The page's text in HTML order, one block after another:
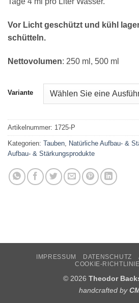
Vor Licht geschützt und kühl
schütteln.
Nettovolumen: 250 ml, 500 ml
Variante
Artikelnummer: 1725-P
Kategorien: Tauben, Natürliche Aufbau- &
Aufbau- & Stärkungsprodukte
IMPRESSUM DATENSCHUTZ
COOKIE-
© 2026 Theodor
handcrafted by